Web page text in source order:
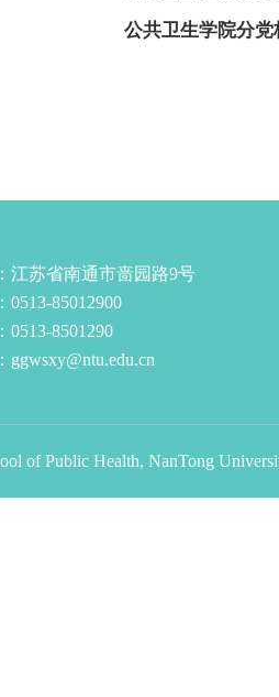
公共卫生学院分
江苏省南通市啬园路9号
0513-85012900
0513-8501290
ggwsxy@ntu.edu.cn
of Public Health, NanTong